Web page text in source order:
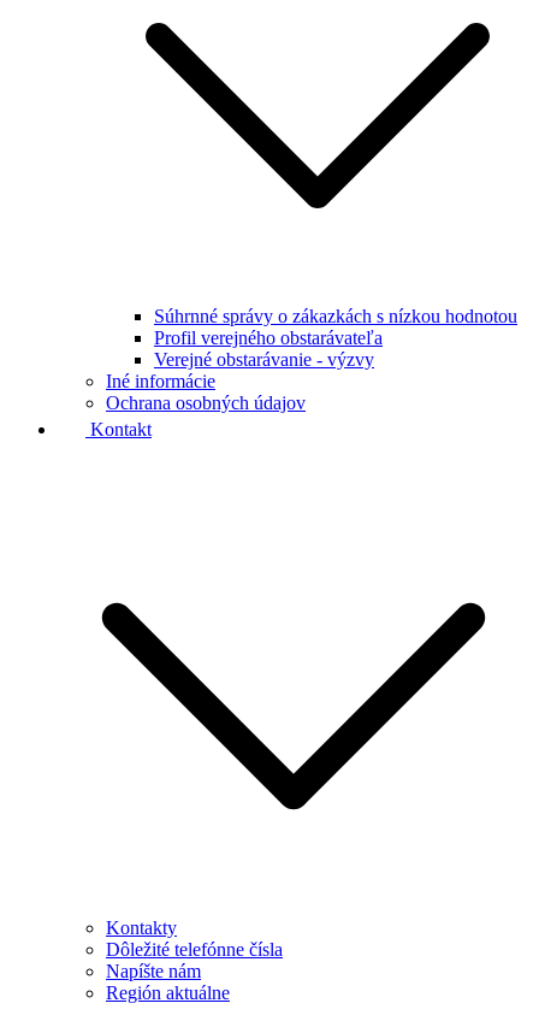
Súhrnné správy o zákazkách s nízkou hodnotou
Profil verejného obstarávateľa
Verejné obstarávanie - výzvy
Iné informácie
Ochrana osobných údajov
Kontakt
Kontakty
Dôležité telefónne čísla
Napíšte nám
Región aktuálne